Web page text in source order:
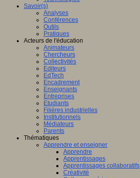
Savoir(s)
Analyses
Conférences
Outils
Pratiques
Acteurs de l'éducation
Animateurs
Chercheurs
Collectivités
Editeurs
EdTech
Encadrement
Enseignants
Entreprises
Etudiants
Filières industrielles
Institutionnels
Médiateurs
Parents
Thématiques
Apprendre et enseigner
Apprendre
Apprentissages
Apprentissages collaboratifs
Créativité